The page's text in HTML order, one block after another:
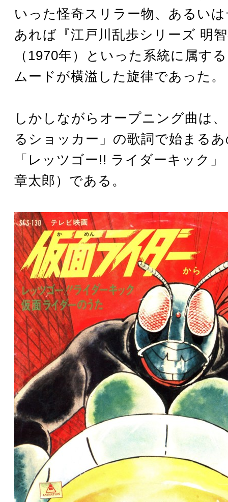
いった怪奇スリラー物、あるい
あれば『江戸川乱歩シリーズ 明
（1970年）といった系統に属す
ムードが横溢した旋律であった。
しかしながらオープニング曲は
るショッカー」の歌詞で始まる
「レッツゴー!! ライダーキック
章太郎）である。